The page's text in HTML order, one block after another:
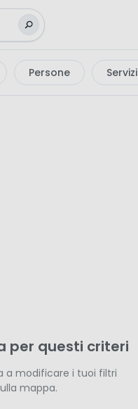
Persone Servizi
per questi criteri
a modificare i tuoi filtri
mappa.